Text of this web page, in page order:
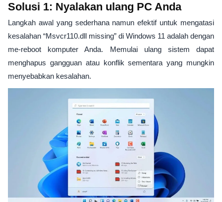
Solusi 1: Nyalakan ulang PC Anda
Langkah awal yang sederhana namun efektif untuk mengatasi
kesalahan “Msvcr110.dll missing” di Windows 11 adalah dengan
me-reboot komputer Anda. Memulai ulang sistem dapat
menghapus gangguan atau konflik sementara yang mungkin
menyebabkan kesalahan.